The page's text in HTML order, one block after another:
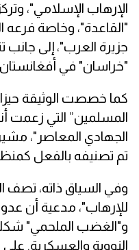
الإرهاب الإسلامي"،
"القاعدة"، وخاصة فرعه
جزيرة العرب"، إلى جانب
"خراسان" في
كما خصصت الوثيقة
المسلمين” التي زعمت
الجهادي المعاصر"،
تم تصنيفه بالفعل
وفي السياق ذاته، تصف
للإرهاب"، مدعية أن
و"الغضب الملحمي"
النووية والعسكرية.